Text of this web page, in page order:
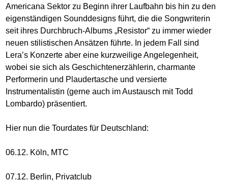
Americana Sektor zu Beginn ihrer Laufbahn bis hin zu den
eigenständigen Sounddesigns führt, die die Songwriterin
seit ihres Durchbruch-Albums „Resistor“ zu immer wieder
neuen stilistischen Ansätzen führte. In jedem Fall sind
Lera’s Konzerte aber eine kurzweilige Angelegenheit,
wobei sie sich als Geschichtenerzählerin, charmante
Performerin und Plaudertasche und versierte
Instrumentalistin (gerne auch im Austausch mit Todd
Lombardo) präsentiert.
Hier nun die Tourdates für Deutschland:
06.12. Köln, MTC
07.12. Berlin, Privatclub